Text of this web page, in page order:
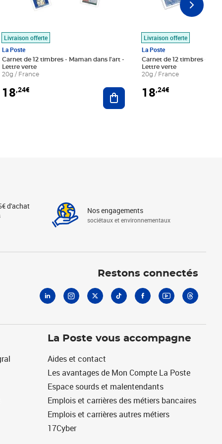
au panier
Livraison offerte
La Poste
Carnet de 12 timbres - Maman dans l'art -
Lettre verte
20g / France
18,24€ Ajouter au panier
Livraison offerte
La Poste
Carnet de 12 timbres - Le
Lettre verte
20g / France
18,24€
d'achat Nos engagements
sociétaux et environnementaux
Restons connectés
La Poste vous accompagne
Aides et contact
Les avantages de Mon Compte La Poste
Espace sourds et malentendants
Emplois et carrières des métiers bancaires
Emplois et carrières autres métiers
17Cyber